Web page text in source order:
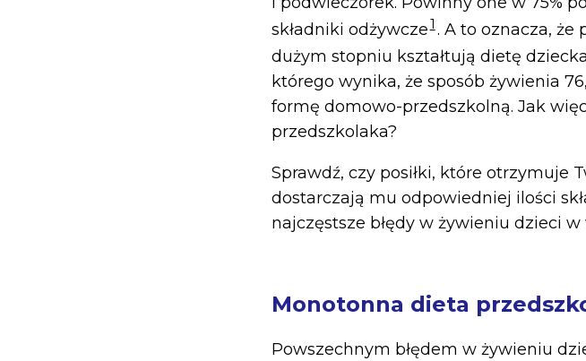
składniki odżywcze1 . A to oznacza, że
dużym stopniu kształtują dietę
którego wynika, że sposób żywienia
formę domowo-przedszkolną. Jak
przedszkolaka?
Sprawdź, czy posiłki, które otrzymuje
dostarczają mu odpowiedniej ilości
najczęstsze błędy w żywieniu dzieci
Monotonna dieta
Powszechnym błędem w żywieniu